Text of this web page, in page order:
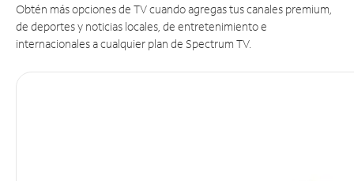
Obtén más opciones de TV cuando agregas tus canales premium,
de deportes y noticias locales, de entretenimiento e
internacionales a cualquier plan de Spectrum TV.